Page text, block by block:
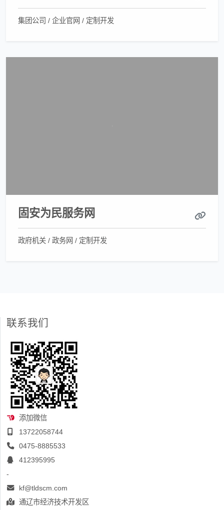
集团公司 / 企业官网 / 定制开发
固安为民服务网
政府机关 / 政务网 / 定制开发
联系我们
添加微信
13722058744
0475-8885533
412395995
-
kf@tldscm.com
通辽市经济技术开发区